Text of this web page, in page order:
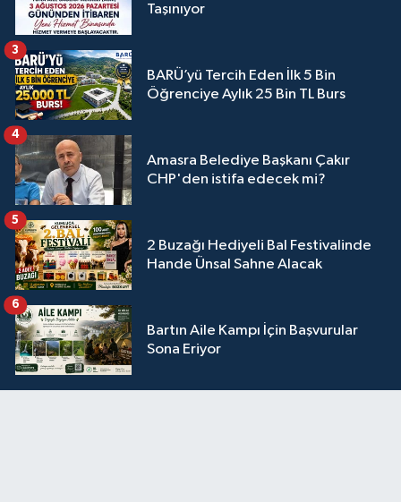
Taşınıyor
BARÜ’yü Tercih Eden İlk 5 Bin
Öğrenciye Aylık 25 Bin TL Burs
3
Amasra Belediye Başkanı Çakır
CHP'den istifa edecek mi?
4
2 Buzağı Hediyeli Bal Festivalinde
Hande Ünsal Sahne Alacak
5
Bartın Aile Kampı İçin Başvurular
Sona Eriyor
6